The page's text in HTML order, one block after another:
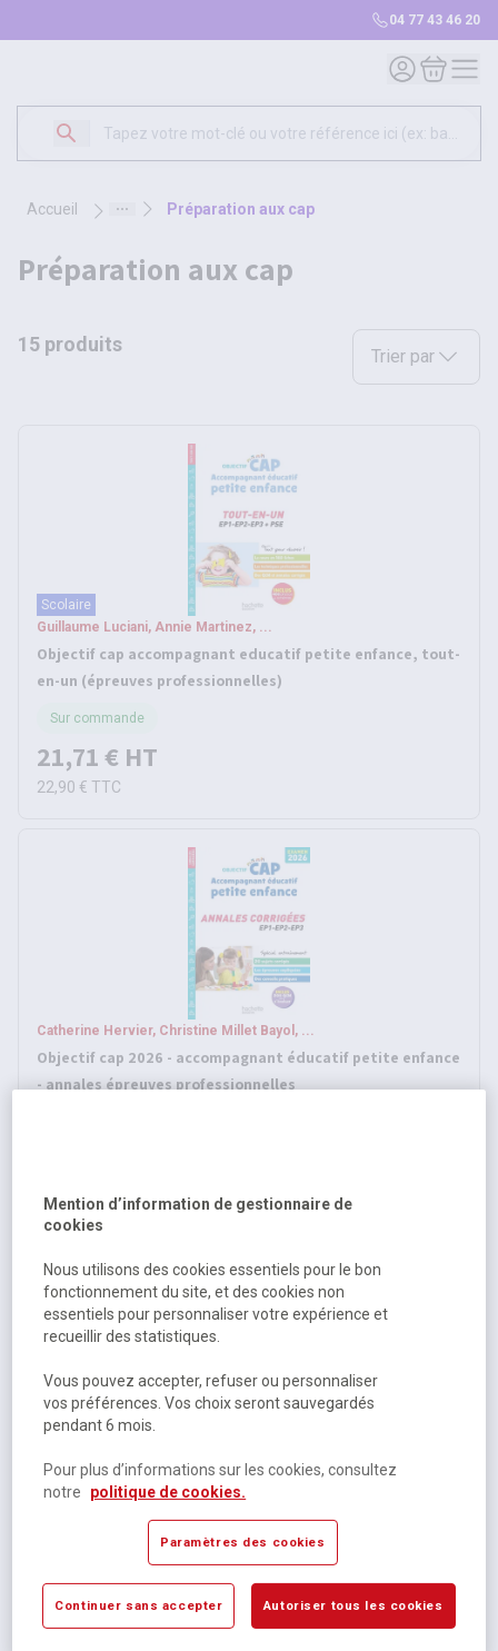
04 77 43 46 20
Mon compte
Mon
accueil préparation aux cap
préparation aux cap
15 produits
Trier par
Scolaire
Guillaume Luciani, Annie Martinez, ...
Objectif cap accompagnant educatif petite enfance, tout-
en-un (épreuves professionnelles)
Sur commande
21,71 € HT
22,90 € TTC
Catherine Hervier, Christine Millet Bayol, ...
Objectif cap 2026 - accompagnant éducatif petite enfance
- annales épreuves professionnelles
Christophe Desaintghislain, Annie Zwang, ...
Toutes les matières bac pro assp - nouveau programme
bac 2025 et suivants n°13
HT
Mention d’information de gestionnaire de
cookies
Nous utilisons des cookies essentiels pour le bon
fonctionnement du site, et des cookies non
essentiels pour personnaliser votre expérience et
recueillir des statistiques.
Vous pouvez accepter, refuser ou personnaliser
vos préférences. Vos choix seront sauvegardés
pendant 6 mois.
Pour plus d’informations sur les cookies, consultez
notre
politique de cookies.
Paramètres des cookies
Continuer sans accepter Autoriser tous les cookies